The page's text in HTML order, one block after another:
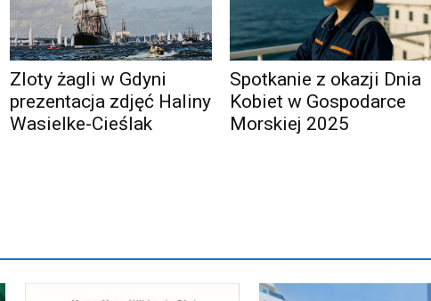
Zloty żagli w Gdyni
prezentacja zdjęć Haliny
Wasielke-Cieślak
Spotkanie z okazji Dnia
Kobiet w Gospodarce
Morskiej 2025